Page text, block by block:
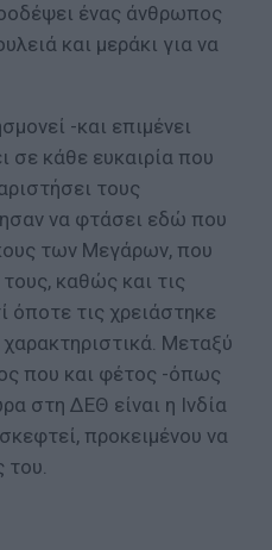
ένας άνθρωπος
και μεράκι για να
-και επιμένει
σε κάθε ευκαιρία που
τους
να φτάσει εδώ που
των Μεγάρων, που
καθώς και τις
όποτε τις χρειάστηκε
Μεταξύ
που και φέτος -όπως
στη ΔΕΘ είναι η Ινδία
προκειμένου να
του.